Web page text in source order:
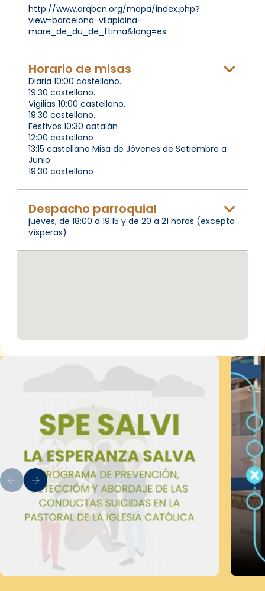
http://www.arqbcn.org/mapa/index.php?
view=barcelona-vilapicina-
mare_de_du_de_ftima&lang=es
Horario de misas
Diaria 10:00 castellano.
19:30 castellano.
Vigilias 10:00 castellano.
19:30 castellano.
Festivos 10:30 catalán
12:00 castellano
13:15 castellano Misa de Jóvenes de Setiembre a
Junio
19:30 castellano
Despacho parroquial
jueves, de 18:00 a 19:15 y de 20 a 21 horas (excepto
vísperas)